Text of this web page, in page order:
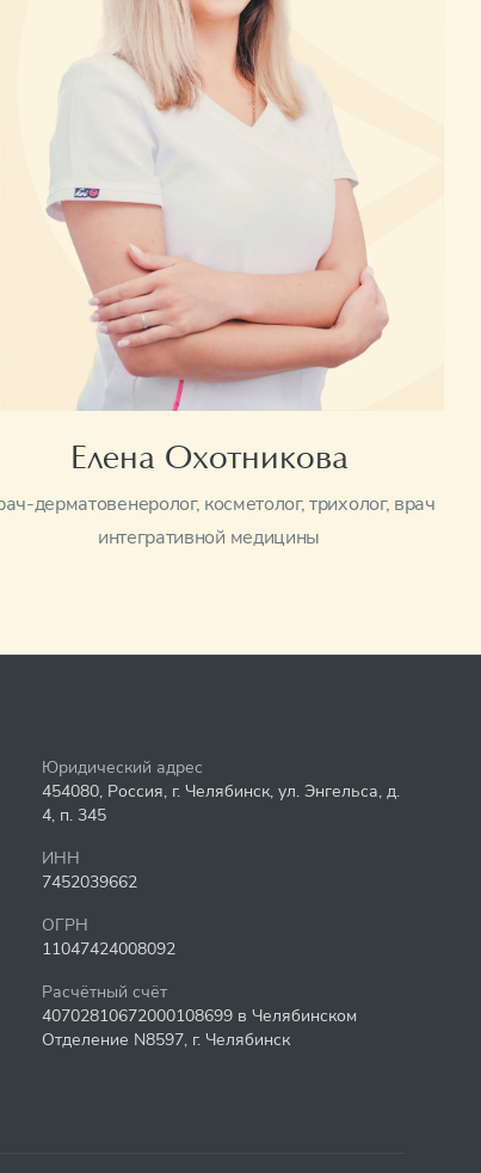
Елена Охотникова
дерматовенеролог, косметолог, трихолог, врач
интегративной медицины
Юридический адрес
454080, Россия, г. Челябинск, ул. Энгельса, д.
4, п. 345
ИНН
7452039662
ОГРН
11047424008092
Расчётный счёт
40702810672000108699 в Челябинском
Отделение N8597, г. Челябинск